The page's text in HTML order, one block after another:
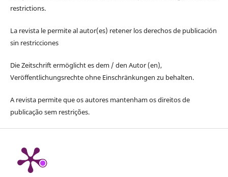
restrictions.
La revista le permite al autor(es) retener los derechos de publicación
sin restricciones
Die Zeitschrift ermöglicht es dem / den Autor (en),
Veröffentlichungsrechte ohne Einschränkungen zu behalten.
A revista permite que os autores mantenham os direitos de
publicação sem restrições.